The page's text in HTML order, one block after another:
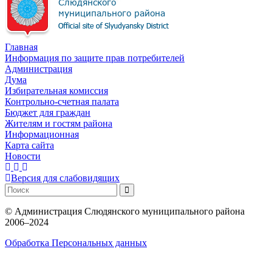
Главная
Информация по защите прав потребителей
Администрация
Дума
Избирательная комиссия
Контрольно-счетная палата
Бюджет для граждан
Жителям и гостям района
Информационная
Карта сайта
Новости
Версия для слабовидящих
© Администрация Слюдянского муниципального района
2006–2024
Обработка Персональных данных